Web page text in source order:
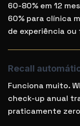
60-80% em 12
60% para clínica
de experiência
Recall
Funciona muito.
check-up anual
praticamente